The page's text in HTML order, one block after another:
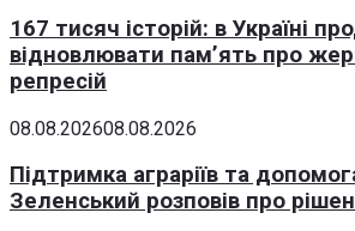
167 тисяч історій: в Україні
відновлювати пам’ять про
репресій
08.08.202608.08.2026
Підтримка аграріїв та
Зеленський розповів про